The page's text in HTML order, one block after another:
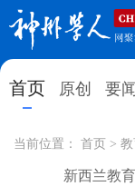
首页 原创 要闻
首页
环球
当前位置： 首页 > 教
新西兰教